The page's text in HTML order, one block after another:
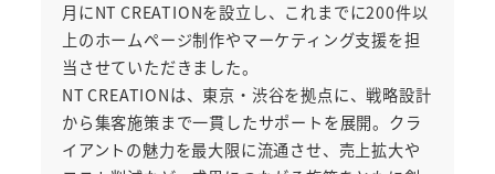
月にNT CREATIONを設立し、これまでに200件以
上のホームページ制作やマーケティング支援を担
当させていただきました。
NT CREATIONは、東京・渋谷を拠点に、戦略設計
から集客施策まで一貫したサポートを展開。クラ
イアントの魅力を最大限に流通させ、売上拡大や